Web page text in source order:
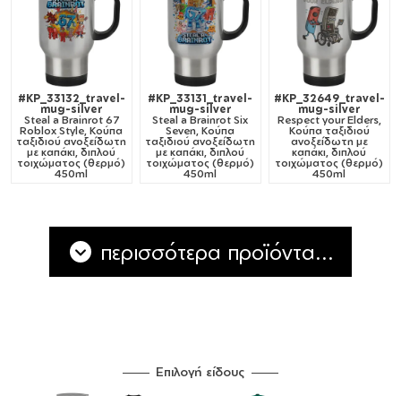
#KP_33132_travel-
mug-silver
Steal a Brainrot 67
Roblox Style, Κούπα
ταξιδιού ανοξείδωτη
με καπάκι, διπλού
τοιχώματος (θερμό)
450ml
#KP_33131_travel-
mug-silver
Steal a Brainrot Six
Seven, Κούπα
ταξιδιού ανοξείδωτη
με καπάκι, διπλού
τοιχώματος (θερμό)
450ml
#KP_32649_travel-
mug-silver
Respect your Elders,
Κούπα ταξιδιού
ανοξείδωτη με
καπάκι, διπλού
τοιχώματος (θερμό)
450ml
περισσότερα προϊόντα...
Επιλογή είδους